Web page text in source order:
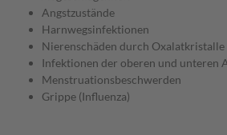
Angstzustände
Harnwegsinfektionen
Nierenschäden durch Oxalatkristalle
Infektionen der oberen und unteren
Menstruationsbeschwerden
Grippe (Influenza)